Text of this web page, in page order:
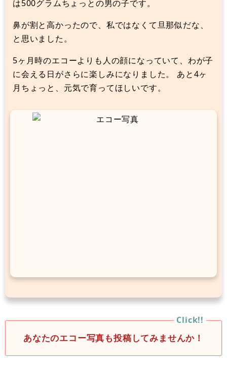
は500グラムちょっとの男の子です。
鼻が割と高かったので、私ではなくて旦那似だな、
と思いました。
5ヶ月時のエコーよりも人の顔になっていて、わが子
に会える日がさらに楽しみになりました。 あと4ヶ
月ちょっと、元気で育ってほしいです。
あなたのエコー写真も投稿してみませんか！